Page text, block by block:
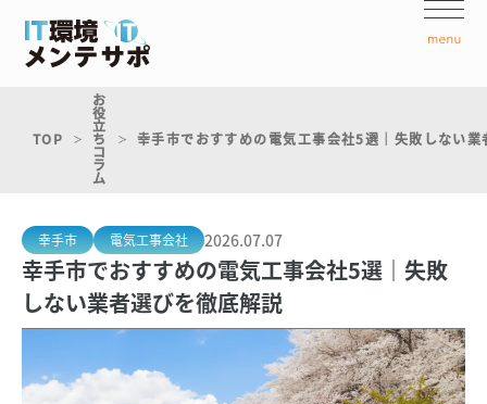
TOP
お
役
立
ち
コ
ラ
ム
幸手市でおすすめの電気工事会社5選｜失敗しない
幸手市 電気工事会社 2026.07.07
幸手市でおすすめの電気工事会社5選｜失敗
しない業者選びを徹底解説